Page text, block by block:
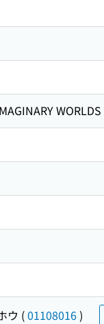
WORLDS
ウ (01108016)